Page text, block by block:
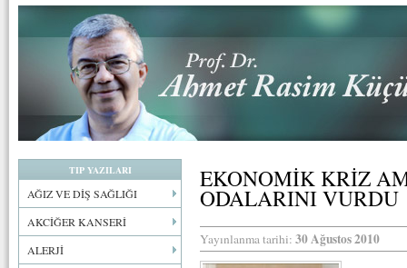
TIP YAZILARI
AĞIZ VE DİŞ SAĞLIĞI
AKCİĞER KANSERİ
ALERJİ
EKONOMİK KRİZ
ODALARINI VURDU
Yayınlanma tarihi: 30 Ağustos 2010